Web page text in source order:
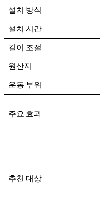
설치 방식
설치 시간
길이 조절
원산지
운동 부위
주요 효과
추천 대상